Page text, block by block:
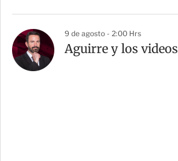
9 de agosto - 2:00 Hrs
Aguirre y los videos